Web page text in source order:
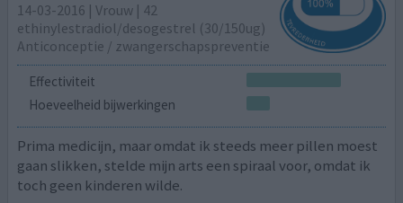
14-03-2016 | Vrouw | 42
ethinylestradiol/desogestrel (30/150ug)
Anticonceptie / zwangerschapspreventie
Effectiviteit
Hoeveelheid bijwerkingen
Prima medicijn, maar omdat ik steeds meer pillen moest
gaan slikken, stelde mijn arts een spiraal voor, omdat ik
toch geen kinderen wilde.